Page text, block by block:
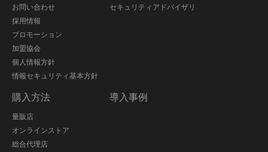
お問い合わせ
採用情報
プロモーション
加盟協会
個人情報方針
情報セキュリティ基本方針
セキュリティアドバイザリ
購入方法
量販店
オンラインストア
総合代理店
導入事例